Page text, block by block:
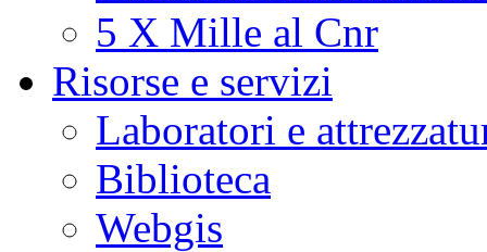
5 X Mille al Cnr
Risorse e servizi
Laboratori e
Biblioteca
Webgis